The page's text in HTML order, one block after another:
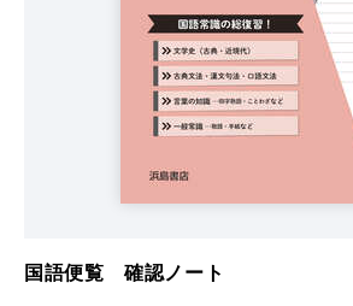
国語便覧 確認ノート